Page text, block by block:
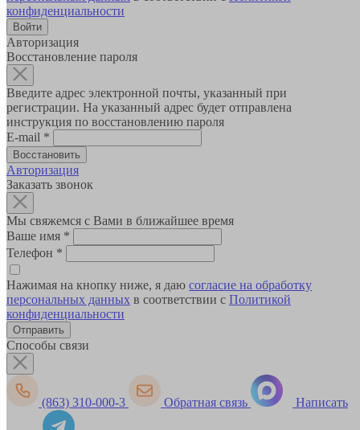
конфиденциальности
Авторизация
Восстановление пароля
Введите адрес электронной почты, указанный при
регистрации. На указанный адрес будет отправлена
инструкция по восстановлению пароля
E-mail *
Авторизация
Заказать звонок
Мы свяжемся с Вами в ближайшее время
Ваше имя *
Телефон *
Нажимая на кнопку ниже, я даю согласие на обработку
персональных данных в соответствии с Политикой
конфиденциальности
Способы связи
(863) 310-000-3 Обратная связь Написать